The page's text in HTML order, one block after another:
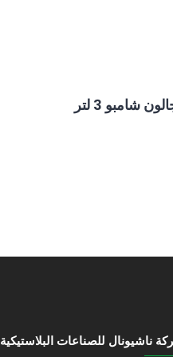
شامبو 3 لتر
ناشيونال للصناعات البلاستيكية